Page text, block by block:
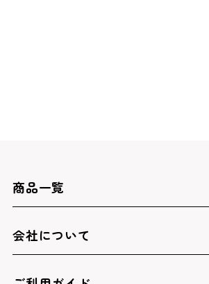
商品一覧
会社について